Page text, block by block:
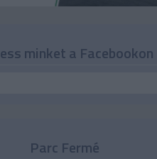
minket a Facebookon
Parc Fermé